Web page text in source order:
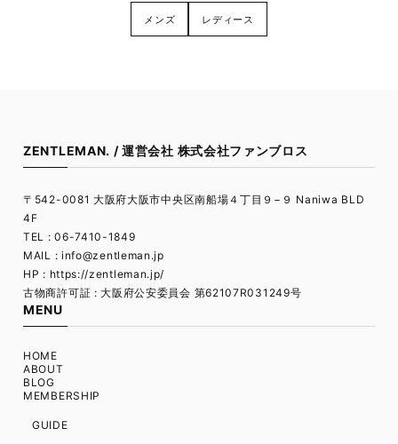
メンズ レディース
ZENTLEMAN. / 運営会社 株式会社ファンブロス
〒542-0081 大阪府大阪市中央区南船場４丁目９−９ Naniwa BLD
4F
TEL : 06-7410-1849
MAIL : info@zentleman.jp
HP : https://zentleman.jp/
古物商許可証 : 大阪府公安委員会 第62107R031249号
MENU
HOME
ABOUT
BLOG
MEMBERSHIP
GUIDE